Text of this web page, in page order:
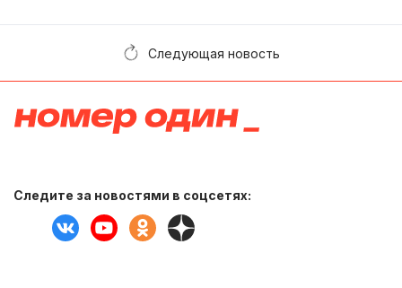
Следующая новость
Следите за новостями в соцсетях: